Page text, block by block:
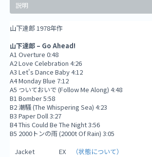
説明
山下達郎 1978年作
山下達郎 ‎– Go Ahead!
A1 Overture 0:48
A2 Love Celebration 4:26
A3 Let's Dance Baby 4:12
A4 Monday Blue 7:12
A5 ついておいで (Follow Me Along) 4:48
B1 Bomber 5:58
B2 潮騒 (The Whispering Sea) 4:23
B3 Paper Doll 3:27
B4 This Could Be The Night 3:56
B5 2000トンの雨 (2000t Of Rain) 3:05
Jacket
EX （状態について）